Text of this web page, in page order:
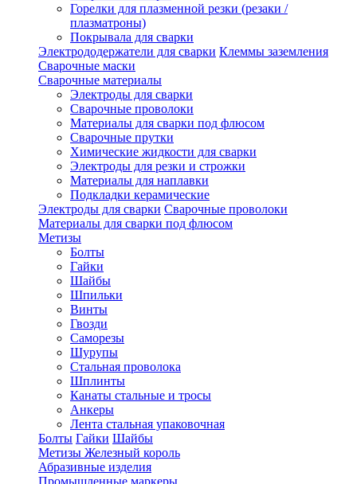
Горелки для плазменной резки (резаки /
плазматроны)
Покрывала для сварки
Электрододержатели для сварки Клеммы заземления
Сварочные маски
Сварочные материалы
Электроды для сварки
Сварочные проволоки
Материалы для сварки под флюсом
Сварочные прутки
Химические жидкости для сварки
Электроды для резки и строжки
Материалы для наплавки
Подкладки керамические
Электроды для сварки Сварочные проволоки
Материалы для сварки под флюсом
Метизы
Болты
Гайки
Шайбы
Шпильки
Винты
Гвозди
Саморезы
Шурупы
Стальная проволока
Шплинты
Канаты стальные и тросы
Анкеры
Лента стальная упаковочная
Болты Гайки Шайбы
Метизы Железный король
Абразивные изделия
Промышленные маркеры